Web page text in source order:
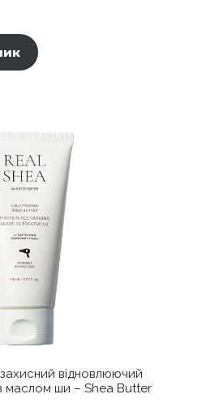
відновлюючий
маслом ши – Shea Butter